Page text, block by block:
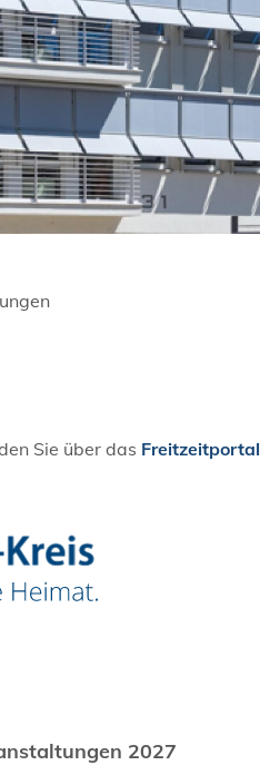
Sie über das Freitzeitportal
2027